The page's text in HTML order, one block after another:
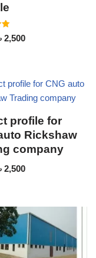
2,500
profile for
Rickshaw
company
2,500